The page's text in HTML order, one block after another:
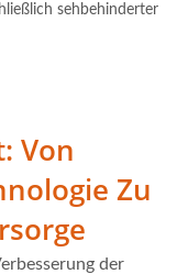
sehbehinderter
Von
Zu
der